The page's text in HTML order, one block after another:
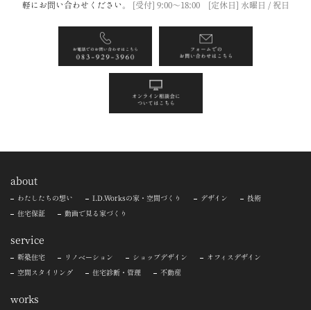
軽にお問い合わせください。 [受付] 9:00〜18:00 [定休日] 水曜日 / 祝日
about
わたしたちの想い I.D.Worksの家・空間づくり デザイン 技術
住宅保証 動画で見る家づくり
service
新築住宅 リノベーション ショップデザイン オフィスデザイン
空間スタイリング 住宅診断・管理 不動産
works